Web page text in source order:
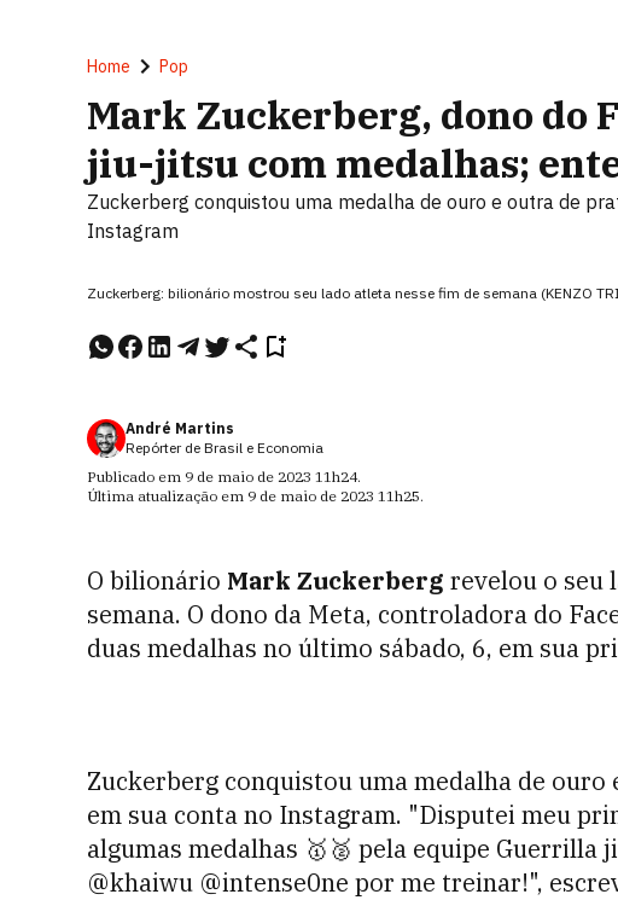
Home Pop
Mark Zuckerberg, dono do
jiu-jitsu com medalhas;
Zuckerberg conquistou uma medalha de ouro e outra de
Instagram
Zuckerberg: bilionário mostrou seu lado atleta nesse fim de semana (KENZO
André Martins
Repórter de Brasil e Economia
Publicado em 9 de maio de 2023 11h24.
Última atualização em 9 de maio de 2023 11h25.
O bilionário Mark Zuckerberg revelou o seu
semana. O dono da Meta, controladora do
duas medalhas no último sábado, 6, em sua
Zuckerberg conquistou uma medalha de
em sua conta no Instagram. "Disputei meu
algumas medalhas 🥇🥈 pela equipe Guerrilla
@khaiwu @intense0ne por me treinar!",